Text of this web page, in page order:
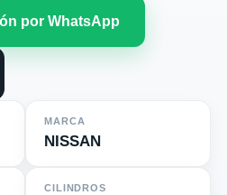
por WhatsApp
MARCA
NISSAN
CILINDROS